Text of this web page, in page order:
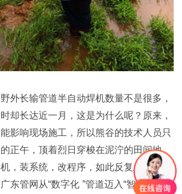
外长输管道半自动焊机数量不是很多，
却长达近一月，这是为什么呢？原来，
影响现场施工，所以熊谷的技术人员只
正午，顶着烈日穿梭在泥泞的田间地
，装系统，改程序，如此反复，终于顺
东管网从“数字化 ”管道迈入“智能化”管